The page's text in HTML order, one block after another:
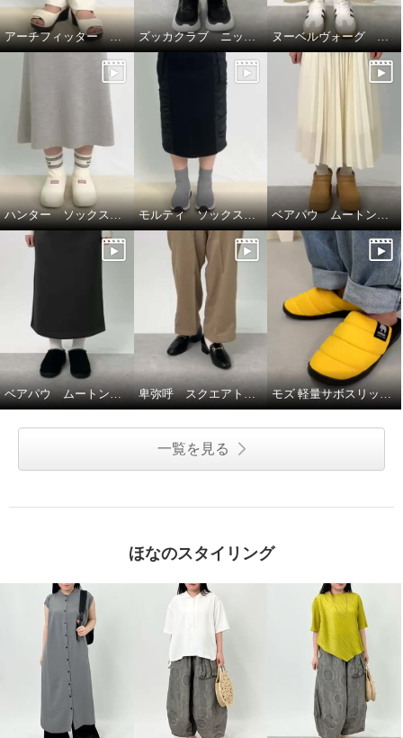
ブソラ 本革コンビ 独自開発ＢＭ
Ｓソール ダブルストラップ サン
ダルスニーカー
２４．５ｃｍ
アーチフィッター ダブルベルトミュール１３０☆ ズッカクラブ ニットスニーカー☆ ヌーベルヴォーグ ローカットスニーカー☆
ハンター ソックススリッパ☆ モルティ ソックスブーツ☆ ベアパウ ムートン調厚底ブーツ☆
ベアパウ ムートン調厚底スリッポン☆ 卑弥呼 スクエアトゥビットローファー☆♪ モズ 軽量サボスリッポン☆
一覧を見る
ほなのスタイリング